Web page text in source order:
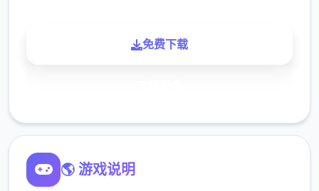
免费下载
🌎 游戏说明